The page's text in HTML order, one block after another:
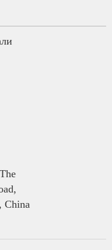
China